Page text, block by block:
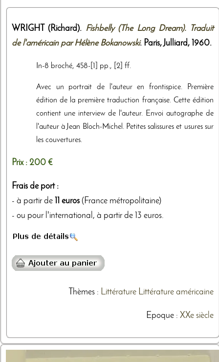
WRIGHT (Richard). Fishbelly (The Long Dream). Traduit
de l'américain par Hélène Bokanowski. Paris, Julliard, 1960.
In-8 broché, 458-[1] pp., [2] ff.
Avec un portrait de l'auteur en frontispice. Première
édition de la première traduction française. Cette édition
contient une interview de l'auteur. Envoi autographe de
l'auteur à Jean Bloch-Michel. Petites salissures et usures sur
les couvertures.
Prix : 200 €
Frais de port :
- à partir de
11 euros (France métropolitaine)
- ou pour l'international, à partir de 13 euros.
Thèmes: Littérature Littérature américaine
Epoque : XXe siècle